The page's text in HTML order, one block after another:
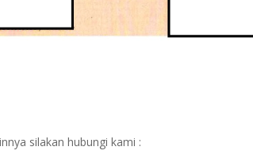
silakan hubungi kami :